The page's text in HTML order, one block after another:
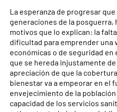
La esperanza de progresar que
generaciones de la posguerra,
motivos que lo explican: la
dificultad para emprender una
económicas o de seguridad en
que se hereda injustamente
apreciación de que la
bienestar va a empeorar en el
envejecimiento de la
capacidad de los servicios